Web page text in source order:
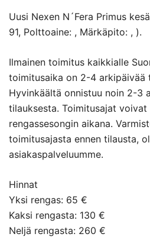
Uusi Nexen N´Fera Primus
91, Polttoaine: , Märkäpito: , ).
Ilmainen toimitus kaikkialle
toimitusaika on 2-4 arkipäivää
Hyvinkäältä onnistuu noin 2-3
tilauksesta. Toimitusajat voivat
rengassesongin aikana.
toimitusajasta ennen tilausta,
asiakaspalveluumme.
Hinnat
Yksi rengas: 65 €
Kaksi rengasta: 130 €
Neljä rengasta: 260 €